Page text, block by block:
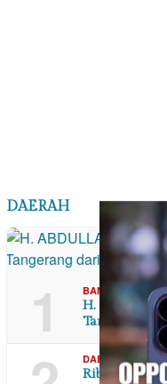
DAERAH
1 BANTEN ,
H.
Tangerang
DAERAH JAWA
Ribuan Ekor